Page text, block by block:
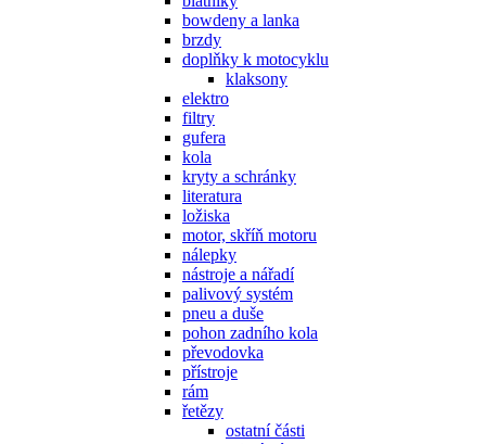
bowdeny a lanka
brzdy
doplňky k motocyklu
klaksony
elektro
filtry
gufera
kola
kryty a schránky
literatura
ložiska
motor, skříň motoru
nálepky
nástroje a nářadí
palivový systém
pneu a duše
pohon zadního kola
převodovka
přístroje
rám
řetězy
ostatní části